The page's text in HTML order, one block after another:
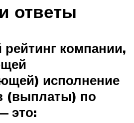
ответы
компании,
исполнение
(выплаты) по
это: